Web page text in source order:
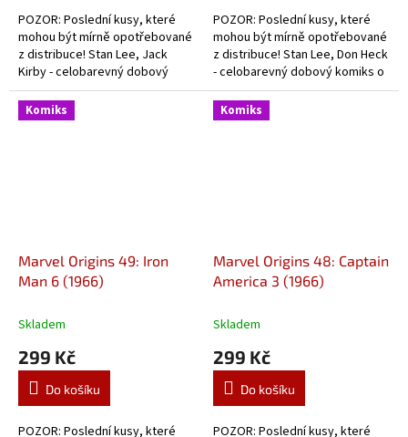
POZOR: Poslední kusy, které
mohou být mírně opotřebované
z distribuce! Stan Lee, Jack
Kirby - celobarevný dobový
komiks o začátcích X-Menů.
POZOR: Poslední kusy, které
mohou být mírně opotřebované
z distribuce! Stan Lee, Don Heck
- celobarevný dobový komiks o
začátcích Avengers.
Komiks
Marvel Origins 49: Iron
Man 6 (1966)
Skladem
299 Kč
Do košíku
POZOR: Poslední kusy, které
Komiks
Marvel Origins 48: Captain
America 3 (1966)
Skladem
299 Kč
Do košíku
POZOR: Poslední kusy, které